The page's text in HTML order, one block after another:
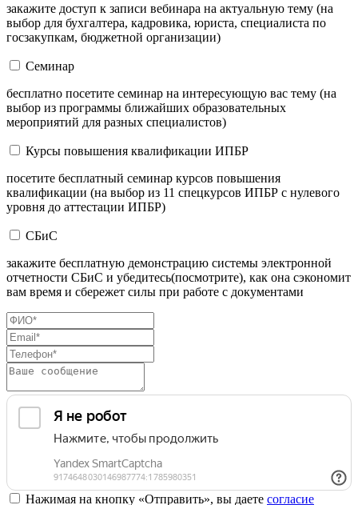
закажите доступ к записи вебинара на актуальную тему (на
выбор для бухгалтера, кадровика, юриста, специалиста по
госзакупкам, бюджетной организации)
Семинар
бесплатно посетите семинар на интересующую вас тему (на
выбор из программы ближайших образовательных
мероприятий для разных специалистов)
Курсы повышения квалификации ИПБР
посетите бесплатный семинар курсов повышения
квалификации (на выбор из 11 спецкурсов ИПБР с нулевого
уровня до аттестации ИПБР)
СБиС
закажите бесплатную демонстрацию системы электронной
отчетности СБиС и убедитесь(посмотрите), как она сэкономит
вам время и сбережет силы при работе с документами
Нажимая на кнопку «Отправить», вы даете согласие